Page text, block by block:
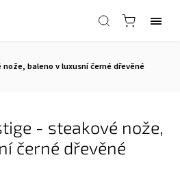
nože, baleno v luxusní černé dřevěné
- steakové nože,
černé dřevěné